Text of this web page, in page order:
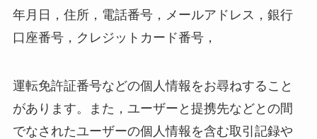
年月日，住所，電話番号，メールアドレス，銀行
口座番号，クレジットカード番号，
運転免許証番号などの個人情報をお尋ねすること
があります。また，ユーザーと提携先などとの間
でなされたユーザーの個人情報を含む取引記録や